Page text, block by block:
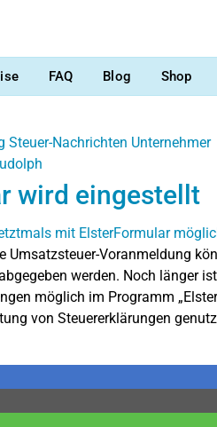
FAQ Blog Shop
Steuer-Nachrichten Unternehmer
wird eingestellt
Umsatzsteuer-Voranmeldung
werden. Noch länger
möglich im Programm
von Steuererklärungen